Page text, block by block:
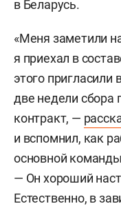
в Беларусь.
«Меня заметили
я приехал в
этого пригласили
две недели сбора
контракт, —
и вспомнил, как
основной команды
— Он хороший
Естественно, в